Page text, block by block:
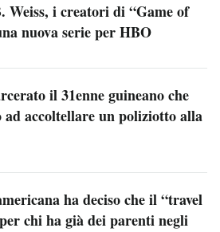
Weiss, i creatori di “Game of
nuova serie per HBO
il 31enne guineano che
ad accoltellare un poliziotto alla
ha deciso che il “travel
chi ha già dei parenti negli